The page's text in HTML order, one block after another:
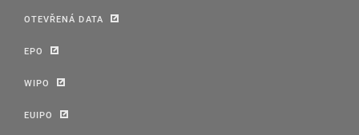
OTEVŘENÁ DATA
EPO
WIPO
EUIPO